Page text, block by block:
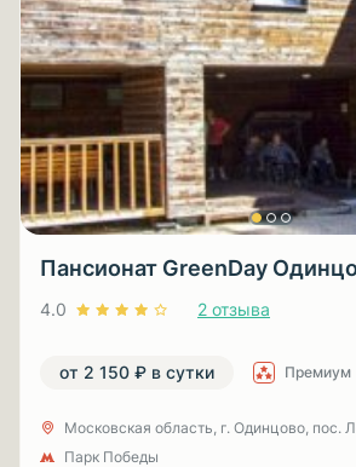
Пансионат GreenDay
4.0 2 отзыва
от 2 150 ₽ в сутки Премиум
Московская область, г. Одинцово, пос.
Парк Победы